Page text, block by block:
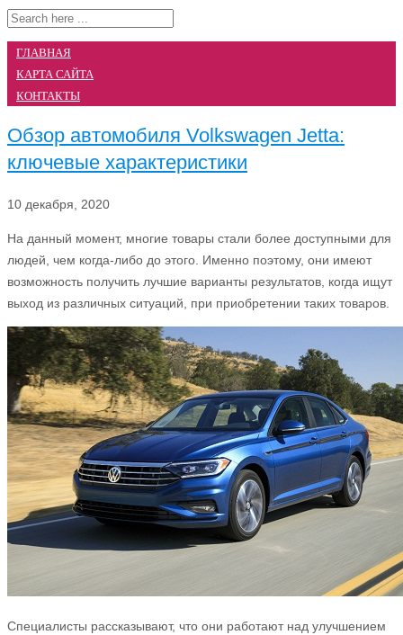
ГЛАВНАЯ
КАРТА САЙТА
КОНТАКТЫ
Обзор автомобиля Volkswagen Jetta:
ключевые характеристики
10 декабря, 2020
На данный момент, многие товары стали более доступными для
людей, чем когда-либо до этого. Именно поэтому, они имеют
возможность получить лучшие варианты результатов, когда ищут
выход из различных ситуаций, при приобретении таких товаров.
Специалисты рассказывают, что они работают над улучшением